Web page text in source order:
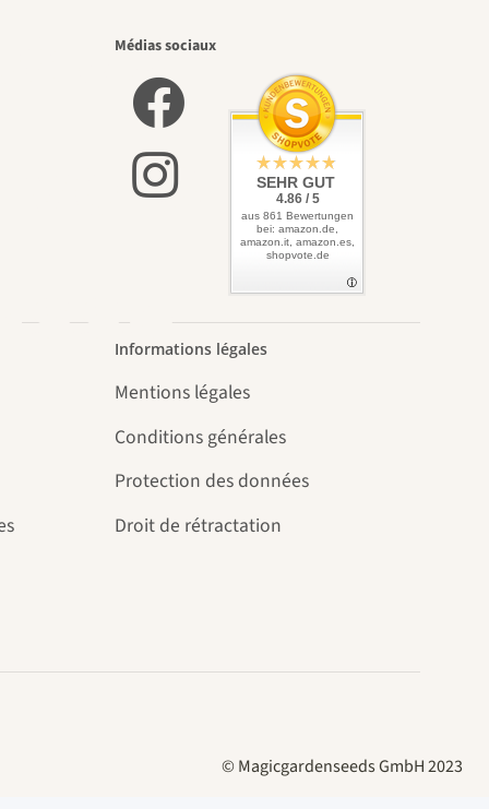
Médias sociaux
SEHR GUT
4.86 / 5
aus 861 Bewertungen
bei: amazon.de,
amazon.it, amazon.es,
shopvote.de
Informations légales
Mentions légales
Conditions générales
Protection des données
Droit de rétractation
© Magicgardenseeds GmbH 2023